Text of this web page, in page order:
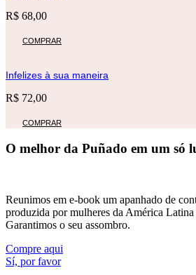
R$ 68,00
COMPRAR
Infelizes à sua maneira
R$ 72,00
COMPRAR
O melhor da Puñado em um só
Reunimos em e-book um apanhado de
produzida por mulheres da América
Garantimos o seu assombro.
Compre aqui
Sí, por favor